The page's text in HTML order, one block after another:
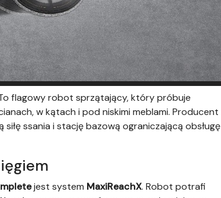
flagowy robot sprzątający, który próbuje
w kątach i pod niskimi meblami. Producent
ssania i stację bazową ograniczającą obsługę
jest system MaxiReachX. Robot potrafi